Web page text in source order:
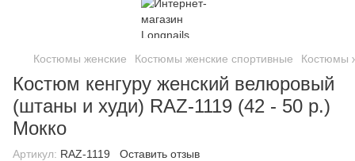
Костюмы женские Костюмы женские спортивные Костюмы
Костюм кенгуру женский велюровый
(штаны и худи) RAZ-1119 (42 - 50 р.)
Мокко
Артикул: RAZ-1119 Оставить отзыв